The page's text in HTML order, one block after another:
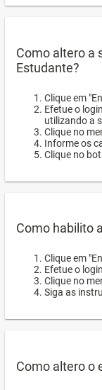
Como altero a
Estudante?
Clique em
Efetue o
utilizando a
Clique no
Informe os
Clique no
Como habilito
Clique em
Efetue o
Clique no
Siga as
Como altero o